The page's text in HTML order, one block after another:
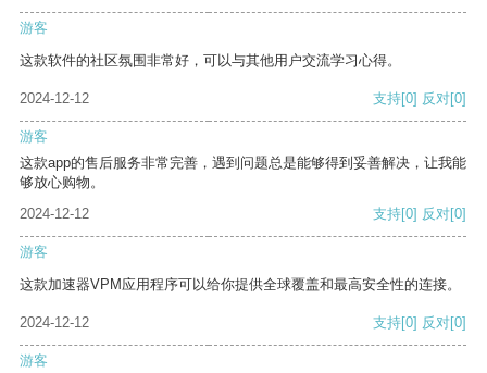
游客
这款软件的社区氛围非常好，可以与其他用户交流学习心得。
2024-12-12 支持[0] 反对[0]
游客
这款app的售后服务非常完善，遇到问题总是能够得到妥善解决，让我能
够放心购物。
2024-12-12
支持[0] 反对[0]
游客
这款加速器VPM应用程序可以给你提供全球覆盖和最高安全性的连接。
2024-12-12 支持[0] 反对[0]
游客